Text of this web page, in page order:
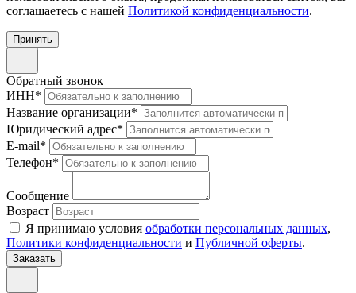
соглашаетесь с нашей Политикой конфиденциальности.
Принять
Обратный звонок
ИНН*
Название организации*
Юридический адрес*
E-mail*
Телефон*
Сообщение
Возраст
Я принимаю условия обработки персональных данных,
Политики конфиденциальности и Публичной оферты.